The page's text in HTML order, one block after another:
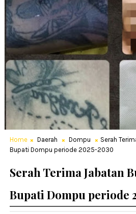
Home Daerah Dompu
Serah
Bupati Dompu periode 2025-2030
Serah Terima Jabatan
Bupati Dompu periode